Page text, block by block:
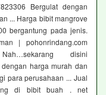
Bergulat dengan
... Harga bibit mangrove
bergantung pada jenis.
| pohonrindang.com
Nah…sekarang disini
harga murah dan
para perusahaan ... Jual
di bibit buah . net